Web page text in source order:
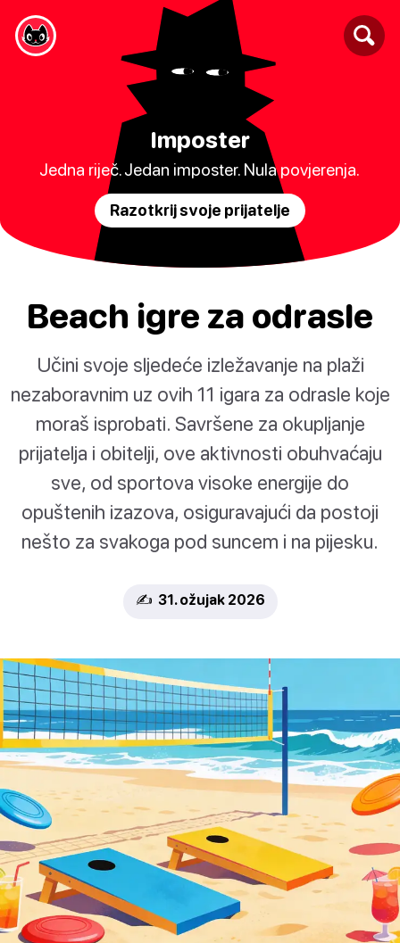
Imposter
Jedna riječ. Jedan imposter. Nula povjerenja.
Razotkrij svoje prijatelje
Beach igre za odrasle
Učini svoje sljedeće izležavanje na plaži
nezaboravnim uz ovih 11 igara za odrasle koje
moraš isprobati. Savršene za okupljanje
prijatelja i obitelji, ove aktivnosti obuhvaćaju
sve, od sportova visoke energije do
opuštenih izazova, osiguravajući da postoji
nešto za svakoga pod suncem i na pijesku.
✍️ 31. ožujak 2026